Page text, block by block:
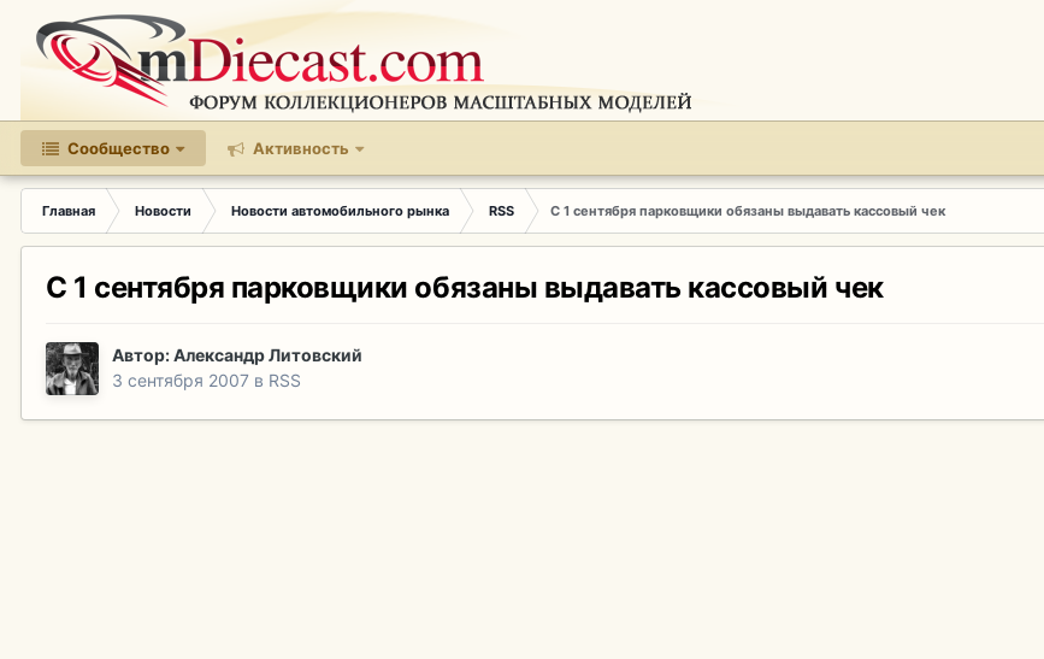
Сообщество Активность
Главная Новости Новости автомобильного рынка RSS С 1 сентября парковщики обязаны выдавать кассовый чек
С 1 сентября парковщики обязаны выдавать кассовый чек
Автор:Александр Литовский
3 сентября 2007 в RSS